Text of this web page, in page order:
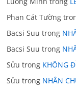
Phan Cát Tường
Bacsi Suu trong
Bacsi Suu trong
Sửu trong KHÔNG
Sửu trong NHÂN